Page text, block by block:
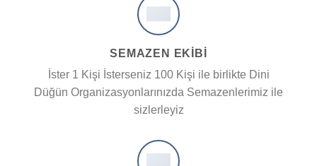
SEMAZEN EKIBI
İster 1 Kişi İsterseniz 100 Kişi ile birlikte Dini
Düğün Organizasyonlarınızda Semazenlerimiz ile
sizlerleyiz